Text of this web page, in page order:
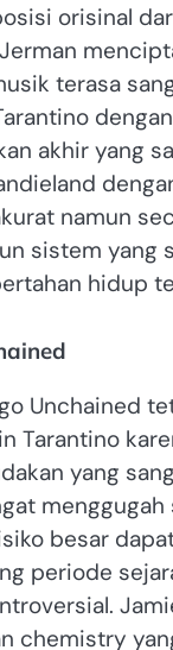
orisinal
terasa
akhir yang
namun
sistem
hidup
Unchained
Tarantino
yang
besar
periode
chemistry